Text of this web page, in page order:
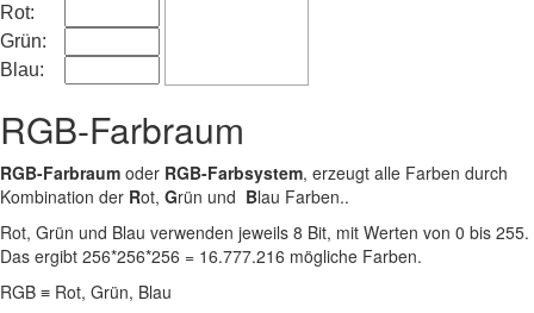
Rot:
Grün:
Blau:
RGB-Farbraum
RGB-Farbraum oder RGB-Farbsystem, erzeugt alle Farben durch
Kombination der Rot, Grün und Blau Farben..
Rot, Grün und Blau verwenden jeweils 8 Bit, mit Werten von 0 bis 255.
Das ergibt 256*256*256 = 16.777.216 mögliche Farben.
RGB ≡ Rot, Grün, Blau